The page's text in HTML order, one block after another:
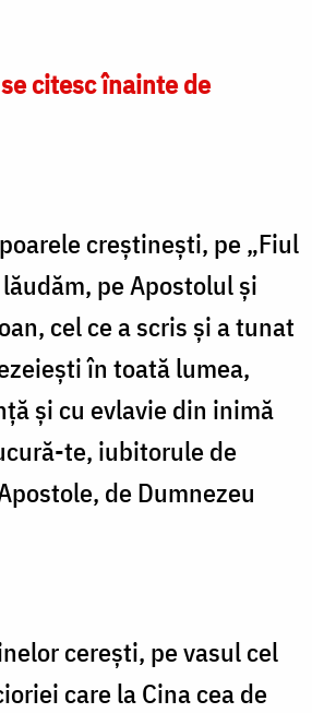
citesc înainte de
creştineşti, pe „Fiul
pe Apostolul şi
cel ce a scris şi a tunat
în toată lumea,
şi cu evlavie din inimă
te, iubitorule de
de Dumnezeu
cereşti, pe vasul cel
care la Cina cea de